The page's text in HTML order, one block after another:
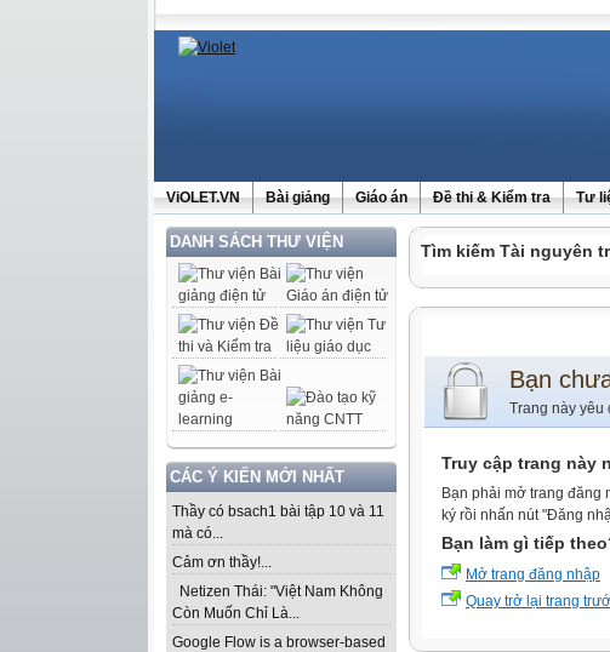
ViOLET.VN Bài giảng Giáo án Đề thi & Kiểm tra Tư
DANH SÁCH THƯ VIỆN
CÁC Ý KIẾN MỚI NHẤT
Thầy có bsach1 bài tập 10 và 11
mà có...
Cảm ơn thầy!...
Netizen Thái: "Việt Nam Không
Còn Muốn Chỉ Là...
Google Flow is a browser-based
Tìm kiếm Tài nguyên
Bạn
Trang này yêu
Truy cập trang này
Bạn phải mở trang đăng
ký rồi nhấn nút "Đăng
Bạn làm gì tiếp
Mở trang đăng nhập
Quay trở lại trang